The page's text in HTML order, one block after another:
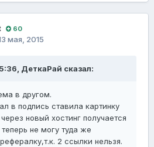
60
мая, 2015
ДеткаРай сказал:
в другом.
в подпись ставила картинку
новый хостинг получается
не могу туда же
2 ссылки нельзя.